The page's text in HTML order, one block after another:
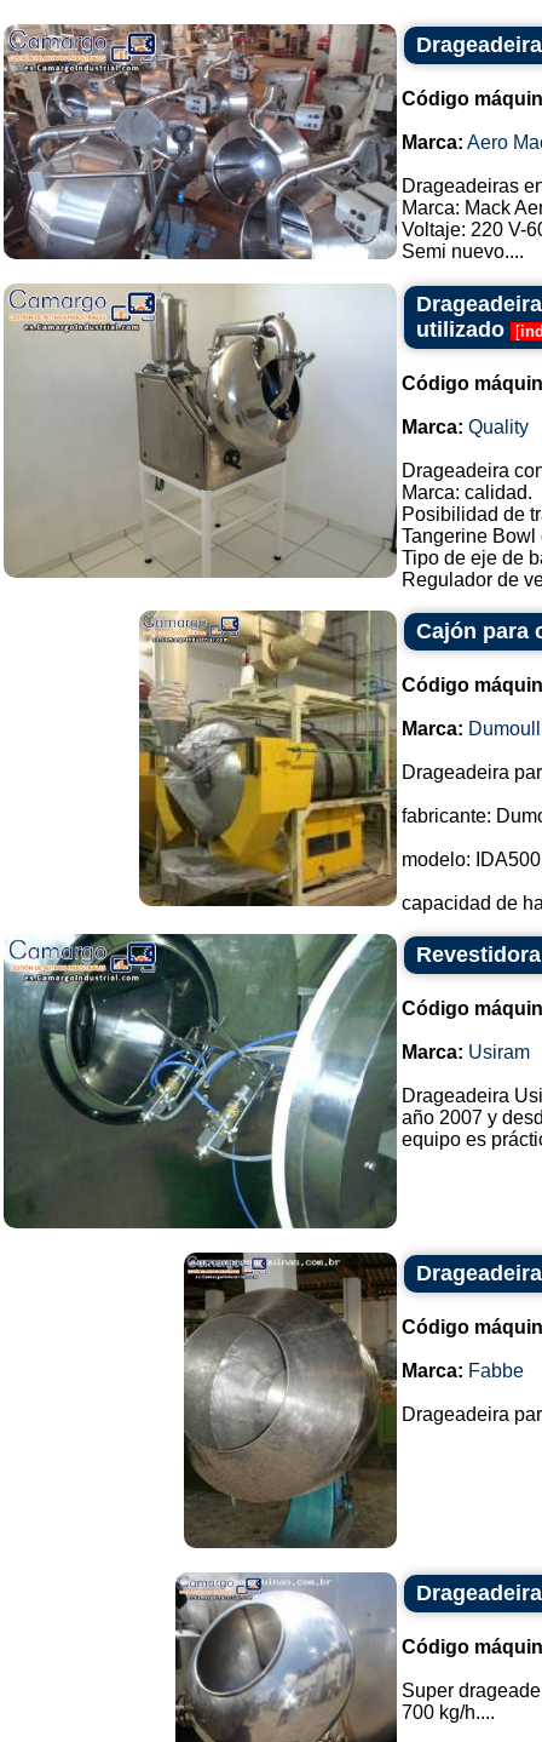
Código
Marca: Aero
Drageadeiras
Marca: Mack
Voltaje: 220 V-
Semi nuevo....
utilizado
[
Código
Marca: Quality
Drageadeira
Marca: calidad.
Posibilidad de
Tangerine Bowl
Tipo de eje de
Regulador de
Cajón para
Código
Marca:
Drageadeira
fabricante:
modelo:
capacidad de
Código
Marca: Usiram
Drageadeira
año 2007 y
equipo es
Drageadeira
Código
Marca: Fabbe
Drageadeira
Drageadeira
Código
Super
700 kg/h....